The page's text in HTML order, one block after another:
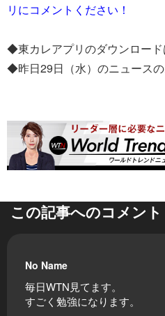
リにコメントください！
◆東カレアプリのダウンロード
◆昨日29日（水）のニュース
この記事へのコメント
No Name
毎日WTN見てます。
すごく勉強になります。